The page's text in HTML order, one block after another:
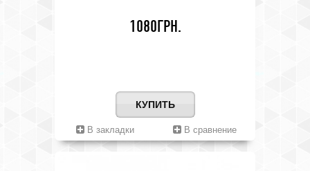
1080ГРН.
КУПИТЬ
В закладки В сравнение